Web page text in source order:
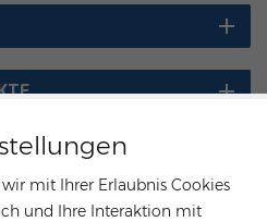
mit Ihrer Erlaubnis Cookies
und Ihre Interaktion mit